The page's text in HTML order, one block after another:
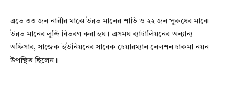
এতে ৩৩ জন নারীর মাঝে উন্নত মানের শাড়ি ও ২২ জন পুরুষের মাঝে
উন্নত মানের লুঙ্গি বিতরণ করা হয়। এসময় ব্যাটালিয়নের অন্যান্য
অফিসার, সাজেক ইউনিয়নের সাবেক চেয়ারম্যান নেলশন চাকমা নয়ন
উপস্থিত ছিলেন।